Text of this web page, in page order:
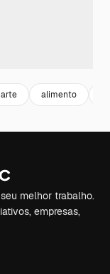
arte alimento
melhor trabalho.
empresas,